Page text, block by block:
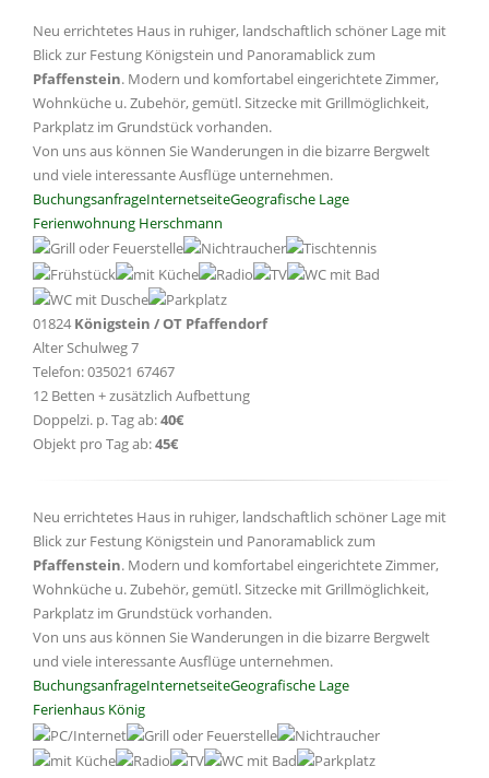
Neu errichtetes Haus in ruhiger, landschaftlich schöner Lage mit
Blick zur Festung Königstein und Panoramablick zum
Pfaffenstein. Modern und komfortabel eingerichtete Zimmer,
Wohnküche u. Zubehör, gemütl. Sitzecke mit Grillmöglichkeit,
Parkplatz im Grundstück vorhanden.
Von uns aus können Sie Wanderungen in die bizarre Bergwelt
und viele interessante Ausflüge unternehmen.
BuchungsanfrageInternetseiteGeografische Lage
Ferienwohnung Herschmann
01824 Königstein / OT Pfaffendorf
Alter Schulweg 7
Telefon: 035021 67467
12 Betten + zusätzlich Aufbettung
Doppelzi. p. Tag ab:40€
Objekt pro Tag ab:45€
Neu errichtetes Haus in ruhiger, landschaftlich schöner Lage mit
Blick zur Festung Königstein und Panoramablick zum
Pfaffenstein. Modern und komfortabel eingerichtete Zimmer,
Wohnküche u. Zubehör, gemütl. Sitzecke mit Grillmöglichkeit,
Parkplatz im Grundstück vorhanden.
Von uns aus können Sie Wanderungen in die bizarre Bergwelt
und viele interessante Ausflüge unternehmen.
BuchungsanfrageInternetseiteGeografische Lage
Ferienhaus König